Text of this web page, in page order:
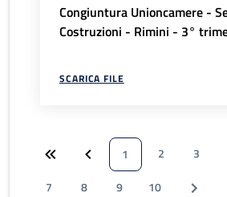
Congiuntura Unioncamere -
Costruzioni - Rimini - 3°
SCARICA FILE
1 2 3
7
8 9 10